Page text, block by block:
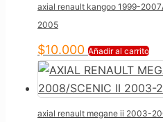
axial renault kangoo 1999-
2005
$10.000 Añadir al carrito
axial renault megane ii 2003-